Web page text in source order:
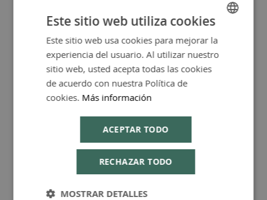
Más Información
FAQ - Preguntas y Respuestas
SPANISH
ENGLISH
Este sitio web utiliza cookies
Este sitio web usa cookies para mejorar la
experiencia del usuario. Al utilizar nuestro
sitio web, usted acepta todas las cookies
de acuerdo con nuestra Política de
cookies. Más información
ACEPTAR TODO
RECHAZAR TODO
MOSTRAR DETALLES